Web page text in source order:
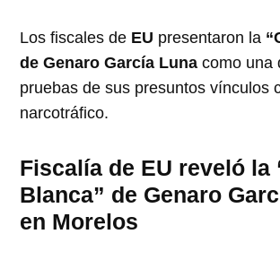
Los fiscales de EU presentaron la
de Genaro García Luna como una
pruebas de sus presuntos vínculos
narcotráfico.
Fiscalía de EU reveló la
Blanca” de Genaro
en Morelos